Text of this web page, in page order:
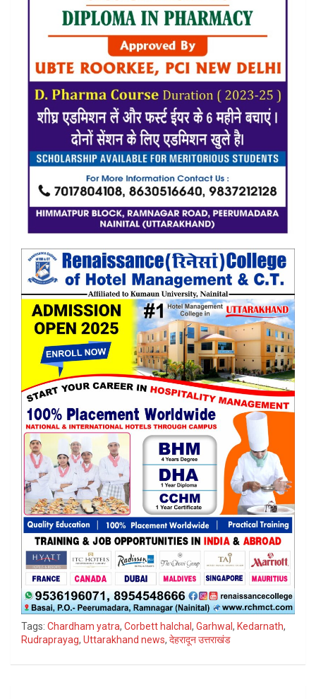
Tags: Chardham yatra, Corbett halchal , Garhwal , Kedarnath,
Rudraprayag, Uttarakhand news, देहरादून उत्तराखंड